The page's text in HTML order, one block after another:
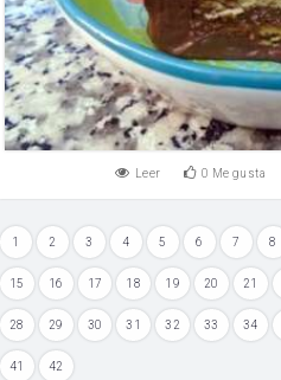
Leer 0 Me gusta
1 2 3 4 5 6 7 8
15 16 17 18 19 20 21
28 29 30 31 32 33 34
41 42